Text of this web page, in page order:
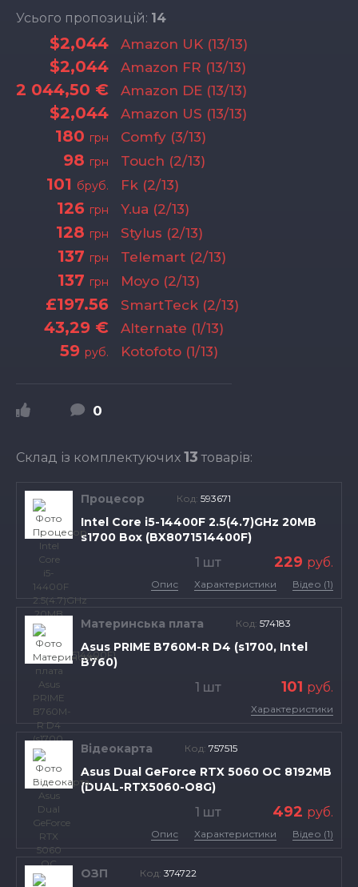
Усього пропозицій: 14
$2,044 Amazon UK (13/13)
$2,044 Amazon FR (13/13)
2 044,50 € Amazon DE (13/13)
$2,044 Amazon US (13/13)
180 грн Comfy (3/13)
98 грн Touch (2/13)
101 бруб. Fk (2/13)
126 грн Y.ua (2/13)
128 грн Stylus (2/13)
137 грн Telemart (2/13)
137 грн Moyo (2/13)
£197.56 SmartTeck (2/13)
43,29 € Alternate (1/13)
59 руб. Kotofoto (1/13)
0
Склад із комплектуючих 13 товарів:
Процесор Код: 593671
Intel Core i5-14400F 2.5(4.7)GHz 20MB
s1700 Box (BX8071514400F)
1 шт 229 руб.
Опис Характеристики Відео (1)
Материнська плата Код: 574183
Asus PRIME B760M-R D4 (s1700, Intel
B760)
1 шт 101 руб.
Характеристики
Відеокарта Код: 757515
Asus Dual GeForce RTX 5060 OC 8192MB
(DUAL-RTX5060-O8G)
1 шт 492 руб.
Опис Характеристики Відео (1)
ОЗП Код: 374722